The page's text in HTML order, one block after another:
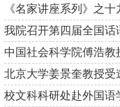
《名家讲座系列》之
我院召开第四届全国话
中国社会科学院傅浩教
北京大学姜景奎教授受
校文科科研处赴外国语